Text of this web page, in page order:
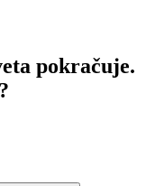
pokračuje.